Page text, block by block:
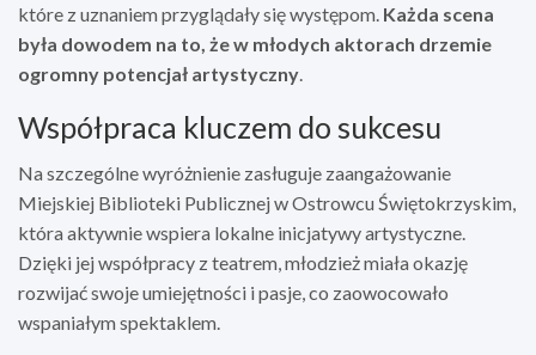
które z uznaniem przyglądały się występom. Każda scena
była dowodem na to, że w młodych aktorach drzemie
ogromny potencjał artystyczny
Współpraca kluczem do sukcesu
Na szczególne wyróżnienie zasługuje zaangażowanie
Miejskiej Biblioteki Publicznej w Ostrowcu Świętokrzyskim,
która aktywnie wspiera lokalne inicjatywy artystyczne.
Dzięki jej współpracy z teatrem, młodzież miała okazję
rozwijać swoje umiejętności i pasje, co zaowocowało
wspaniałym spektaklem.